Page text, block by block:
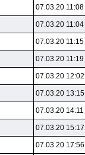
07.03.20 11:08
07.03.20 11:04
07.03.20 11:15
07.03.20 11:19
07.03.20 12:02
07.03.20 13:15
07.03.20 14:11
07.03.20 15:17
07.03.20 17:56